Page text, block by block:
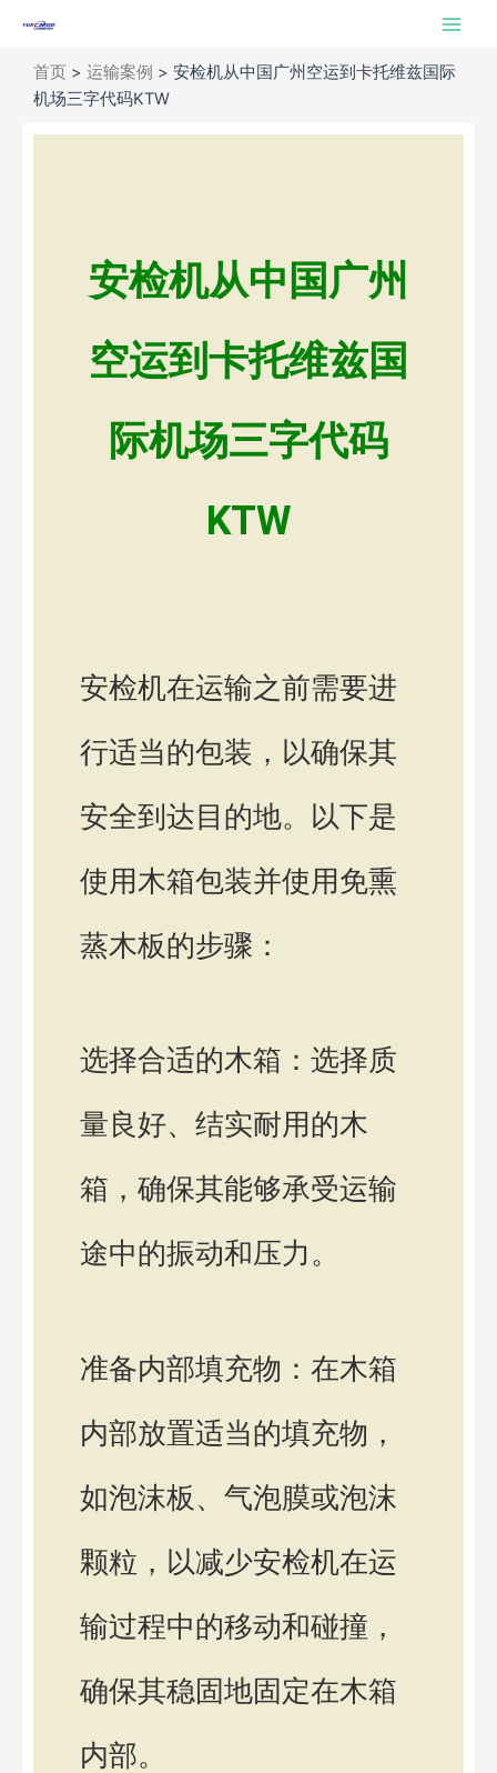
Main
首页 > 运输案例 > 安检机从中国广州空运到卡托维兹国际
机场三字代码KTW
安检机从中国广州
空运到卡托维兹国
际机场三字代码
KTW
安检机在运输之前需要进
行适当的包装，以确保其
安全到达目的地。以下是
使用木箱包装并使用免熏
蒸木板的步骤：
选择合适的木箱：选择质
量良好、结实耐用的木
箱，确保其能够承受运输
途中的振动和压力。
准备内部填充物：在木箱
内部放置适当的填充物，
如泡沫板、气泡膜或泡沫
颗粒，以减少安检机在运
输过程中的移动和碰撞，
确保其稳固地固定在木箱
内部。